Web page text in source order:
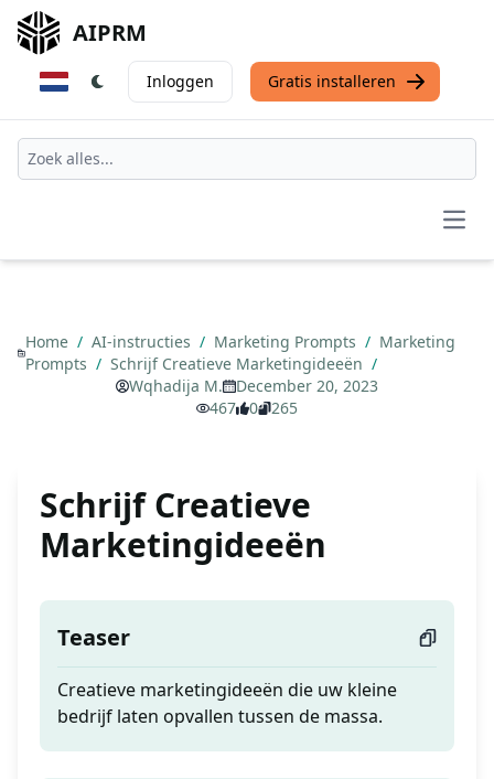
AIPRM
Inloggen Gratis installeren
Home / AI-instructies / Marketing Prompts / Marketing
Prompts / Schrijf Creatieve Marketingideeën /
Wqhadija M.
December 20, 2023
467
0 265
Schrijf Creatieve
Marketingideeën
Teaser
Creatieve marketingideeën die uw kleine
bedrijf laten opvallen tussen de massa.